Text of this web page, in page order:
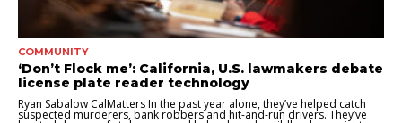
COMMUNITY
‘Don’t Flock me’: California, U.S. lawmakers debate
license plate reader technology
Ryan Sabalow CalMatters In the past year alone, they’ve helped catch
suspected murderers, bank robbers and hit-and-run drivers. They’ve